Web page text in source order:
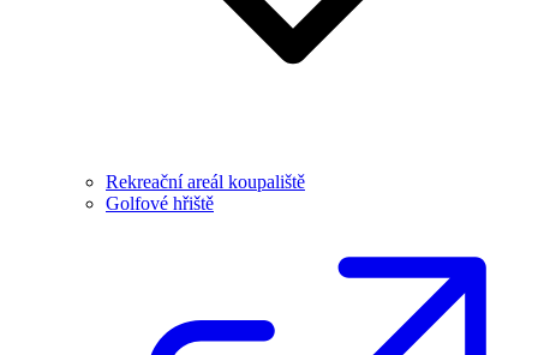
Rekreační areál koupaliště
Golfové hřiště